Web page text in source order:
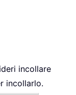
incollare
incollarlo.